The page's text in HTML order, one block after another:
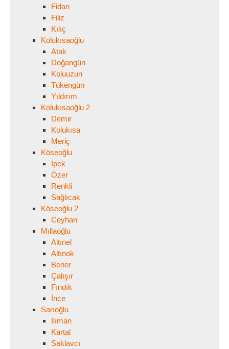
Fidan
Filiz
Kılıç
Kolukısaoğlu
Atak
Doğangün
Koluuzun
Tükengün
Yıldırım
Kolukısaoğlu 2
Demir
Kolukısa
Meriç
Köseoğlu
İpek
Özer
Renkli
Sağlıcak
Köseoğlu 2
Ceyhan
Mıllaoğlu
Altınel
Altınok
Bener
Çalışır
Fındık
İnce
Sarıoğlu
Ilıman
Kartal
Saklavcı